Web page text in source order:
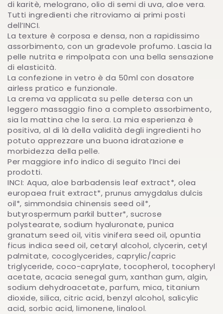
di karitè, melograno, olio di semi di uva, aloe vera.
Tutti ingredienti che ritroviamo ai primi posti
dell’INCI.
La texture è corposa e densa, non a rapidissimo
assorbimento, con un gradevole profumo. Lascia la
pelle nutrita e rimpolpata con una bella sensazione
di elasticità.
La confezione in vetro è da 50ml con dosatore
airless pratico e funzionale.
La crema va applicata su pelle detersa con un
leggero massaggio fino a completo assorbimento,
sia la mattina che la sera. La mia esperienza è
positiva, al di là della validità degli ingredienti ho
potuto apprezzare una buona idratazione e
morbidezza della pelle.
Per maggiore info indico di seguito l’Inci dei
prodotti.
INCI: Aqua, aloe barbadensis leaf extract*, olea
europaea fruit extract*, prunus amygdalus dulcis
oil*, simmondsia chinensis seed oil*,
butyrospermum parkil butter*, sucrose
polystearate, sodium hyaluronate, punica
granatum seed oil, vitis vinifera seed oil, opuntia
ficus indica seed oil, cetaryl alcohol, clycerin, cetyl
palmitate, cocoglycerides, caprylic/capric
triglyceride, coco-caprylate, tocopherol, tocopheryl
acetate, acacia senegal gum, xanthan gum, algin,
sodium dehydroacetate, parfum, mica, titanium
dioxide, silica, citric acid, benzyl alcohol, salicylic
acid, sorbic acid, limonene, linalool.